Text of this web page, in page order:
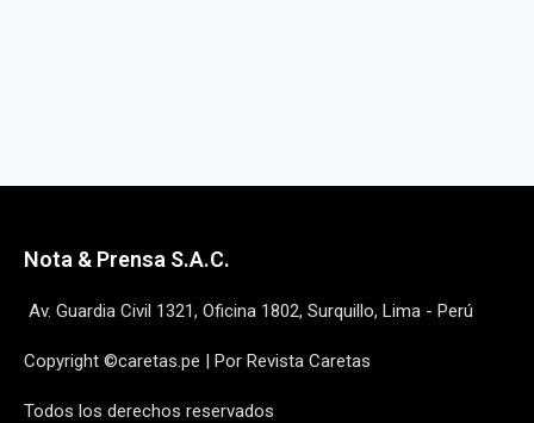
Nota & Prensa S.A.C.
Av. Guardia Civil 1321, Oficina 1802, Surquillo, Lima - Perú
Copyright ©caretas.pe | Por Revista Caretas
Todos los derechos reservados